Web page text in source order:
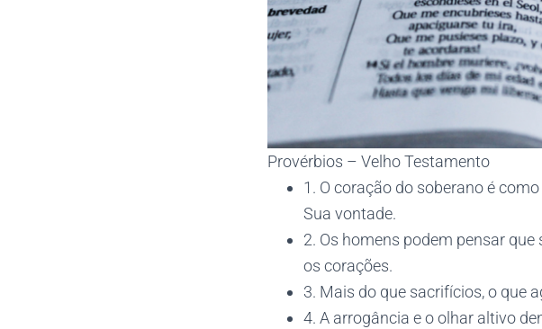
Provérbios – Velho Testamento
1. O coração do soberano é
Sua vontade.
2. Os homens podem pensar
os corações.
3. Mais do que sacrifícios, o que
4. A arrogância e o olhar altivo